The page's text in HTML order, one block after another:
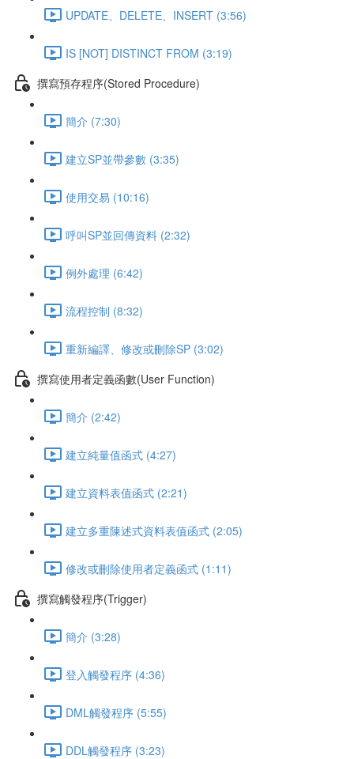
UPDATE、DELETE、INSERT (3:56)
IS [NOT] DISTINCT FROM (3:19)
撰寫預存程序(Stored Procedure)
簡介 (7:30)
建立SP並帶參數 (3:35)
使用交易 (10:16)
呼叫SP並回傳資料 (2:32)
例外處理 (6:42)
流程控制 (8:32)
重新編譯、修改或刪除SP (3:02)
撰寫使用者定義函數(User Function)
簡介 (2:42)
建立純量值函式 (4:27)
建立資料表值函式 (2:21)
建立多重陳述式資料表值函式 (2:05)
修改或刪除使用者定義函式 (1:11)
撰寫觸發程序(Trigger)
簡介 (3:28)
登入觸發程序 (4:36)
DML觸發程序 (5:55)
DDL觸發程序 (3:23)